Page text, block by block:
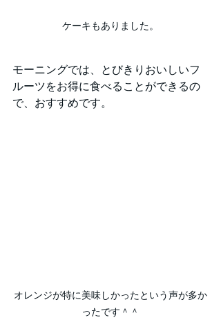
ケーキもありました。
モーニングでは、とびきりおいしいフ
ルーツをお得に食べることができるの
で、おすすめです。
オレンジが特に美味しかったという声が多か
ったです＾＾